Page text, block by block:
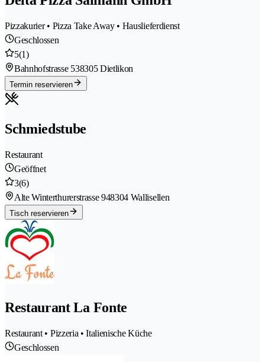
Pizzakurier • Pizza Take Away • Hauslieferdienst
Geschlossen
5(1)
Bahnhofstrasse 538305 Dietlikon
Termin reservieren
Schmiedstube
Restaurant
Geöffnet
3(6)
Alte Winterthurerstrasse 948304 Wallisellen
Tisch reservieren
Restaurant La Fonte
Restaurant • Pizzeria • Italienische Küche
Geschlossen